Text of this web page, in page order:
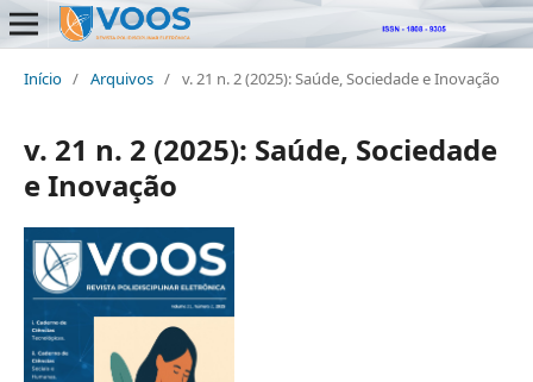
Início / Arquivos / v. 21 n. 2 (2025): Saúde, Sociedade e Inovação
v. 21 n. 2 (2025): Saúde, Sociedade
e Inovação